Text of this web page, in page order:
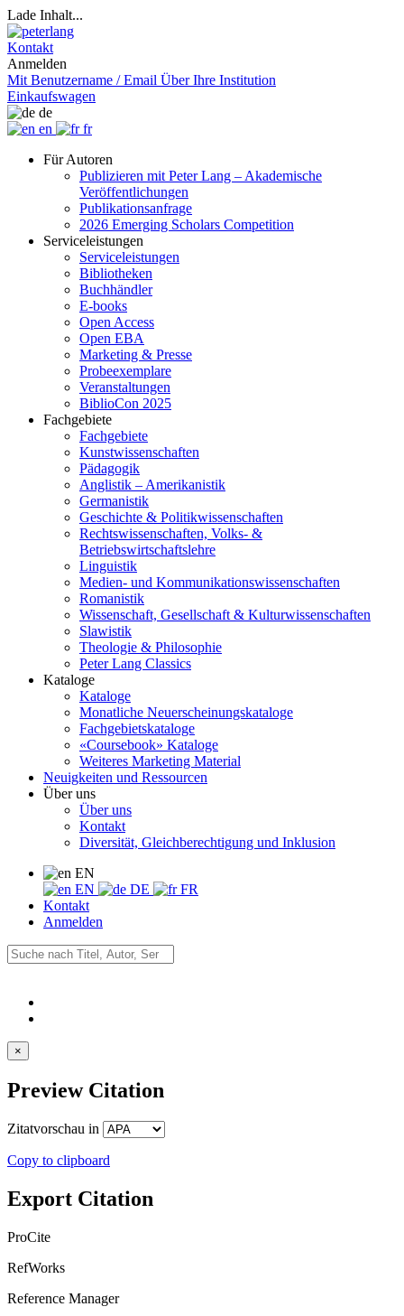
Lade Inhalt...
Kontakt
Anmelden
Mit Benutzername / Email Über Ihre Institution
Einkaufswagen
de
en
fr
Für Autoren
Publizieren mit Peter Lang – Akademische
Veröffentlichungen
Publikationsanfrage
2026 Emerging Scholars Competition
Serviceleistungen
Serviceleistungen
Bibliotheken
Buchhändler
E-books
Open Access
Open EBA
Marketing & Presse
Probeexemplare
Veranstaltungen
BiblioCon 2025
Fachgebiete
Fachgebiete
Kunstwissenschaften
Pädagogik
Anglistik – Amerikanistik
Germanistik
Geschichte & Politikwissenschaften
Rechtswissenschaften, Volks- &
Betriebswirtschaftslehre
Linguistik
Medien- und Kommunikationswissenschaften
Romanistik
Wissenschaft, Gesellschaft & Kulturwissenschaften
Slawistik
Theologie & Philosophie
Peter Lang Classics
Kataloge
Kataloge
Monatliche Neuerscheinungskataloge
Fachgebietskataloge
«Coursebook» Kataloge
Weiteres Marketing Material
Neuigkeiten und Ressourcen
Über uns
Über uns
Kontakt
Diversität, Gleichberechtigung und Inklusion
EN
EN
DE
FR
Kontakt
Anmelden
×
Preview Citation
Zitatvorschau in
Copy to clipboard
Export Citation
ProCite
RefWorks
Reference Manager